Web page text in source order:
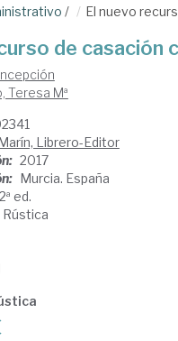
/ El nuevo
de
Teresa Mª
Librero-Editor
2017
Murcia. España
2ª ed.
Rústica